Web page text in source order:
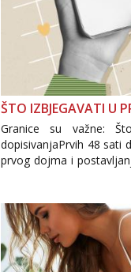
ŠTO IZBJEGAVATI U
Granice su važne:
dopisivanjaPrvih 48 sati
prvog dojma i
Važno je izbjeći
informacija, jer
povjerenje. Takođe...